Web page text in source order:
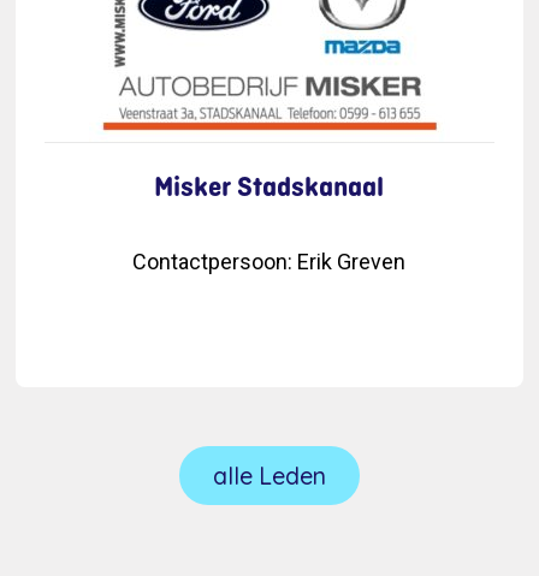
Misker Stadskanaal
Contactpersoon: Erik Greven
alle Leden